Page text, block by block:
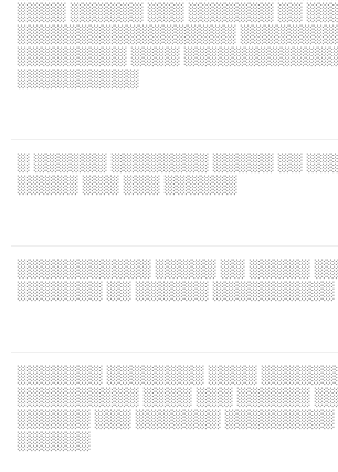
░░░░ ░░░░░░ ░░░ ░░░░░░░ ░░
░░░░░░░░░░░░░░░░░░
░░░░░░░░░ ░░░░
░░░░░░░░░░
░ ░░░░░░ ░░░░░░░░ ░░░░░ ░░
░░░░░ ░░░ ░░░ ░░░░░░
░░░░░░░░░░░ ░░░░░ ░░ ░░░░░
░░░░░░░ ░░ ░░░░░░ ░░░░░░░░░░
░░░░░░░ ░░░░░░░░ ░░░░
░░░░░░░░░░ ░░░░ ░░░ ░░░░░░
░░░░░░ ░░░ ░░░░░░░ ░░░░░░░░░
░░░░░░